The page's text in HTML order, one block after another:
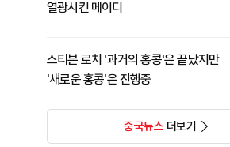
열광시킨 메이디
스티븐 로치 '과거의 홍콩'은 끝났지만
'새로운 홍콩'은 진행중
중국뉴스더보기